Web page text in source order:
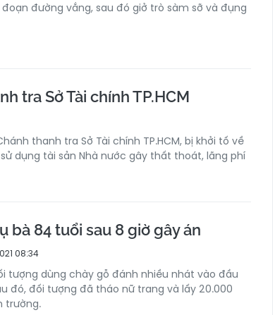
đường vắng, sau đó giở trò sàm sỡ và đụng
tra Sở Tài chính TP.HCM
thanh tra Sở Tài chính TP.HCM, bị khởi tố về
dụng tài sản Nhà nước gây thất thoát, lãng phí
bà 84 tuổi sau 8 giờ gây án
08:34
tượng dùng chày gỗ đánh nhiều nhát vào đầu
đó, đối tượng đã tháo nữ trang và lấy 20.000
trường.